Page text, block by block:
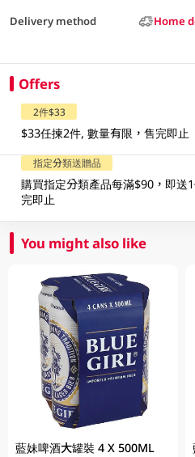
Delivery method Home
Offers
2件$33
$33任揀2件, 數量有限，售完即止
指定分類送贈品
購買指定分類產品每滿$90，即送
完即止
You might also like
藍妹啤酒大罐裝 4 X 500ML